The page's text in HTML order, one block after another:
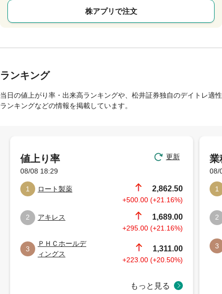
株アプリで注文
ランキング
当日の値上がり率・出来高ランキングや、松井証券独自のデイトレ適性
ランキングなどの情報を掲載しています。